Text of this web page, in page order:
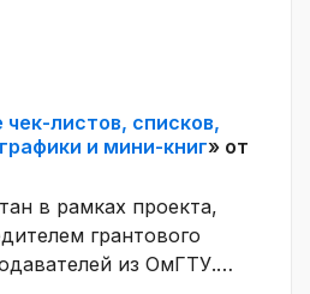
листов, списков,
и мини-книг» от
в рамках проекта,
грантового
из ОмГТУ.